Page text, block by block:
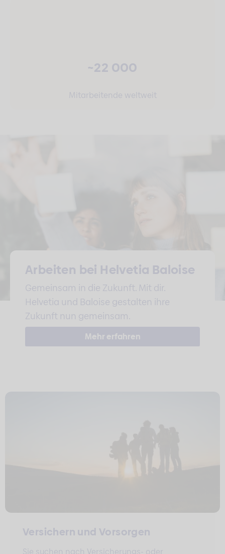
~22 000
Mitarbeitende weltweit
Arbeiten bei Helvetia Baloise
Gemeinsam in die Zukunft. Mit dir.
Helvetia und Baloise gestalten ihre
Zukunft nun gemeinsam.
Mehr erfahren
Versichern und Vorsorgen